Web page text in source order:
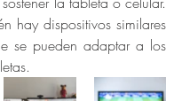
hay dispositivos similares
se pueden adaptar a los